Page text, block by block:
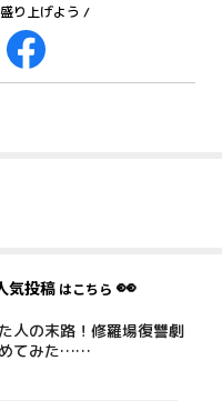
り上げよう /
気投稿はこちら 👀
人の末路！修羅場復讐劇
めてみた……